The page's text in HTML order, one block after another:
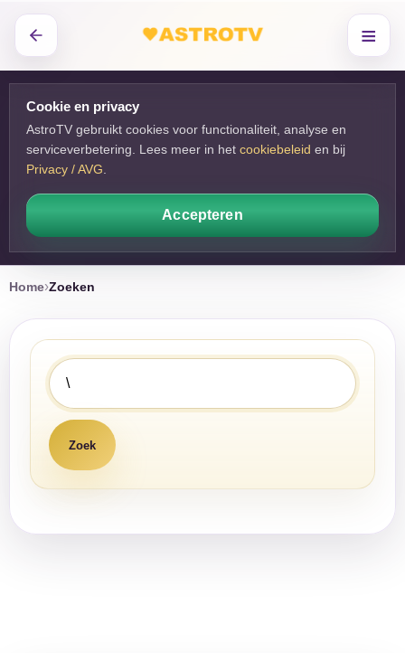
≡
Cookie en privacy
AstroTV gebruikt cookies voor functionaliteit, analyse en
serviceverbetering. Lees meer in het cookiebeleid en bij
Privacy / AVG
Accepteren
Home Zoeken